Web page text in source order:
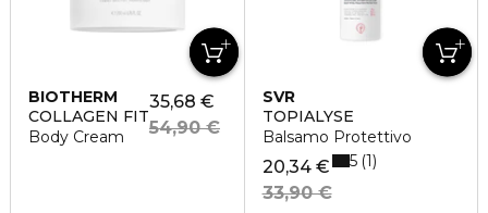
BIOTHERM
COLLAGEN FIT
Body Cream
35,68 €
54,90 €
SVR
TOPIALYSE
Balsamo Protettivo
20,34 €
33,90 €
5 1